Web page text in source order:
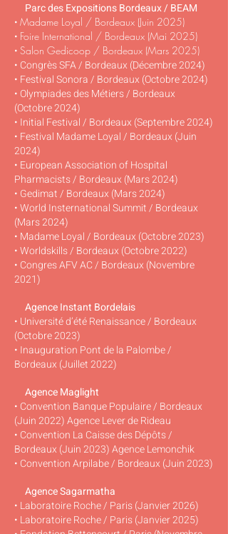
Parc des Expositions Bordeaux / BEAM
• Madame Loyal / Bordeaux (Juin 2025)
• Foire International / Bordeaux (Mai 2025)
• Salon Gedicoop / Bordeaux (Mars 2025)
• Congrès SFA/ Bordeaux (Décembre2024)
• Festival Sonora/ Bordeaux (Octobre2024)
• Olympiades des Métiers/ Bordeaux
(Octobre2024)
• Initial Festival / Bordeaux (Septembre 2024)
• Festival Madame Loyal / Bordeaux (Juin
2024)
• European Association of Hospital
Pharmacists / Bordeaux (Mars 2024)
• Gedimat / Bordeaux (Mars 2024)
• World Insternational Summit / Bordeaux
(Mars 2024)
• Madame Loyal / Bordeaux (Octobre 2023)
• Worldskills / Bordeaux (Octobre 2022)
• Congres AFV AC / Bordeaux (Novembre
2021)
Agence Instant Bordelais
• Université d’été Renaissance / Bordeaux
(Octobre 2023)
• Inauguration Pont de la Palombe /
Bordeaux (Juillet 2022)
Agence Maglight
• Convention Banque Populaire / Bordeaux
(Juin 2022) Agence Lever de Rideau
• Convention La Caisse des Dépôts /
Bordeaux (Juin 2023) Agence Lemonchik
• Convention Arpilabe / Bordeaux (Juin 2023)
Agence Sagarmatha
• Laboratoire Roche / Paris (Janvier 2026)
• Laboratoire Roche / Paris (Janvier 2025)